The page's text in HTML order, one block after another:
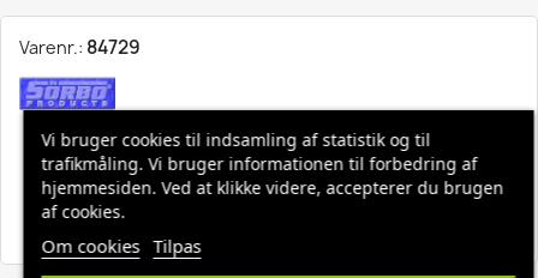
Varenr.: 84729
Hurtig levering, 1-3 hverdage
Fri fragt ved køb over 1500,-
Vi bruger cookies til indsamling af statistik og til
trafikmåling. Vi bruger informationen til forbedring af
hjemmesiden. Ved at klikke videre, accepterer du brugen
af cookies.
Om cookies Tilpas